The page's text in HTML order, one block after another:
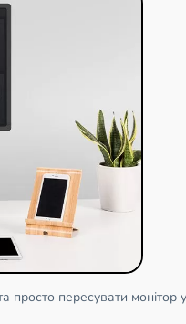
просто пересувати монітор